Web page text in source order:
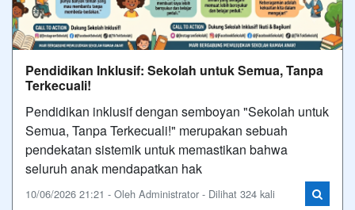
Pendidikan Inklusif: Sekolah untuk Semua, Tanpa
Terkecuali!
Pendidikan inklusif dengan semboyan "Sekolah untuk
Semua, Tanpa Terkecuali!" merupakan sebuah
pendekatan sistemik untuk memastikan bahwa
seluruh anak mendapatkan hak
10/06/2026 21:21 - Oleh Administrator - Dilihat 324 kali